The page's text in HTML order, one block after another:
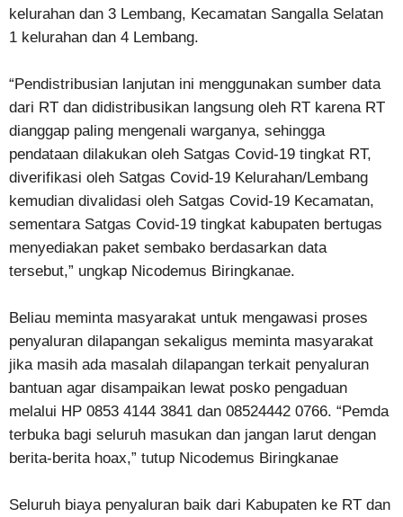
kelurahan dan 3 Lembang, Kecamatan Sangalla Selatan
1 kelurahan dan 4 Lembang.
“Pendistribusian lanjutan ini menggunakan sumber data
dari RT dan didistribusikan langsung oleh RT karena RT
dianggap paling mengenali warganya, sehingga
pendataan dilakukan oleh Satgas Covid-19 tingkat RT,
diverifikasi oleh Satgas Covid-19 Kelurahan/Lembang
kemudian divalidasi oleh Satgas Covid-19 Kecamatan,
sementara Satgas Covid-19 tingkat kabupaten bertugas
menyediakan paket sembako berdasarkan data
tersebut,” ungkap Nicodemus Biringkanae.
Beliau meminta masyarakat untuk mengawasi proses
penyaluran dilapangan sekaligus meminta masyarakat
jika masih ada masalah dilapangan terkait penyaluran
bantuan agar disampaikan lewat posko pengaduan
melalui HP 0853 4144 3841 dan 08524442 0766. “Pemda
terbuka bagi seluruh masukan dan jangan larut dengan
berita-berita hoax,” tutup Nicodemus Biringkanae
Seluruh biaya penyaluran baik dari Kabupaten ke RT dan